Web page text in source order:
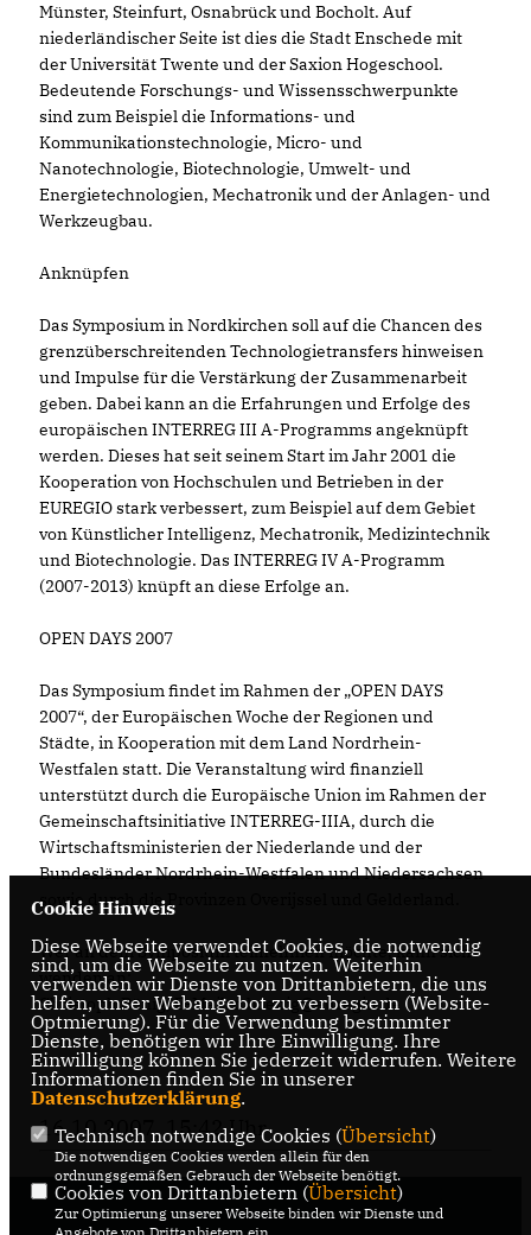
Münster, Steinfurt, Osnabrück und Bocholt. Auf
niederländischer Seite ist dies die Stadt Enschede mit
der Universität Twente und der Saxion Hogeschool.
Bedeutende Forschungs- und Wissensschwerpunkte
sind zum Beispiel die Informations- und
Kommunikationstechnologie, Micro- und
Nanotechnologie, Biotechnologie, Umwelt- und
Energietechnologien, Mechatronik und der Anlagen- und
Werkzeugbau.
Anknüpfen
Das Symposium in Nordkirchen soll auf die Chancen des
grenzüberschreitenden Technologietransfers hinweisen
und Impulse für die Verstärkung der Zusammenarbeit
geben. Dabei kann an die Erfahrungen und Erfolge des
europäischen INTERREG III A-Programms angeknüpft
werden. Dieses hat seit seinem Start im Jahr 2001 die
Kooperation von Hochschulen und Betrieben in der
EUREGIO stark verbessert, zum Beispiel auf dem Gebiet
von Künstlicher Intelligenz, Mechatronik, Medizintechnik
und Biotechnologie. Das INTERREG IV A-Programm
(2007-2013) knüpft an diese Erfolge an.
OPEN DAYS 2007
Das Symposium findet im Rahmen der „OPEN DAYS
2007“, der Europäischen Woche der Regionen und
Städte, in Kooperation mit dem Land Nordrhein-
Westfalen statt. Die Veranstaltung wird finanziell
unterstützt durch die Europäische Union im Rahmen der
Gemeinschaftsinitiative INTERREG-IIIA, durch die
Wirtschaftsministerien der Niederlande und der
Bundesländer Nordrhein-Westfalen und Niedersachsen
sowie durch die Provinzen Overijssel und Gelderland.
Wer an dem Symposium teilnehmen möchte, kann sich
wenden an:
Christoph Bönig, E-Mail: c.boenig@euregio.de
16.10.2007, 15:42 Uhr
Cookie Hinweis
Diese Webseite verwendet Cookies, die notwendig
sind, um die Webseite zu nutzen. Weiterhin
verwenden wir Dienste von Drittanbietern, die uns
helfen, unser Webangebot zu verbessern (Website-
Optmierung). Für die Verwendung bestimmter
Dienste, benötigen wir Ihre Einwilligung. Ihre
Einwilligung können Sie jederzeit widerrufen. Weitere
Informationen finden Sie in unserer
Datenschutzerklärung.
Technisch notwendige Cookies (Übersicht)
Die notwendigen Cookies werden allein für den
ordnungsgemäßen Gebrauch der Webseite benötigt.
Cookies von Drittanbietern (Übersicht)
Zur Optimierung unserer Webseite binden wir Dienste und